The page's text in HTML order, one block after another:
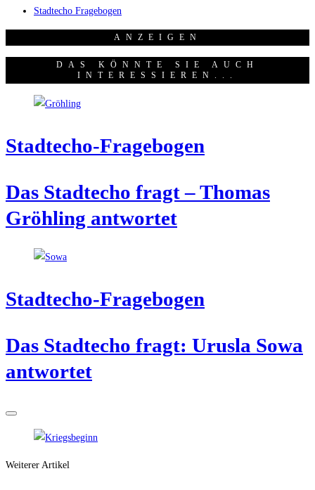
Stadtecho Fragebogen
ANZEI­GEN
DAS KÖNNTE SIE AUCH
INTERESSIEREN...
Stadt­echo-Fra­ge­bo­gen
Das Stadt­echo fragt – Tho­mas
Gröh­ling antwortet
Stadt­echo-Fra­ge­bo­gen
Das Stadt­echo fragt: Uru­s­la Sowa
antwortet
Weiterer Artikel